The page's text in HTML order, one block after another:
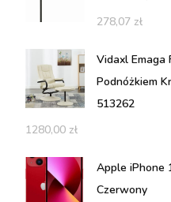
278,07 zł
Vidaxl Emaga
Podnóżkiem
513262
1280,00 zł
Apple iPhone
Czerwony